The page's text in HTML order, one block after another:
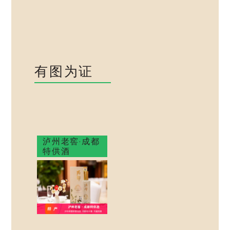
有图为证
泸州老窖·成都
特供酒